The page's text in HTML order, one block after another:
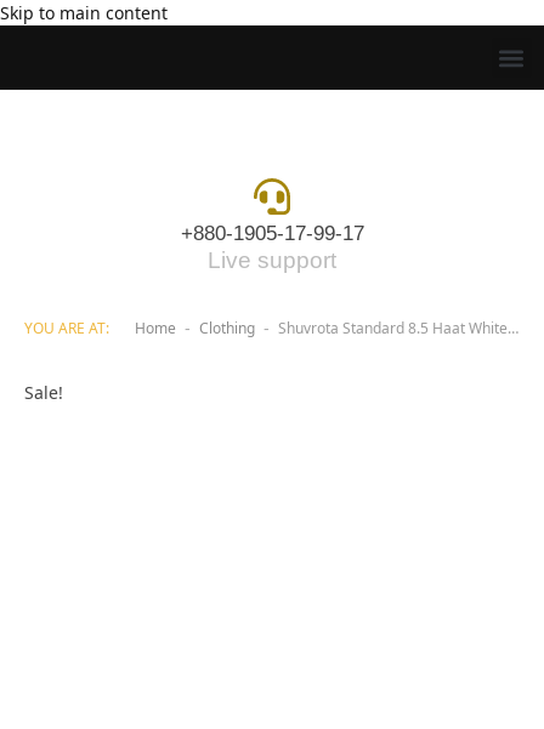
Skip to main content
+880-1905-17-99-17
Live support
YOU ARE AT: Home - Clothing - Shuvrota Standard 8.5 Haat White Pagri Price in Bangladesh
Sale!